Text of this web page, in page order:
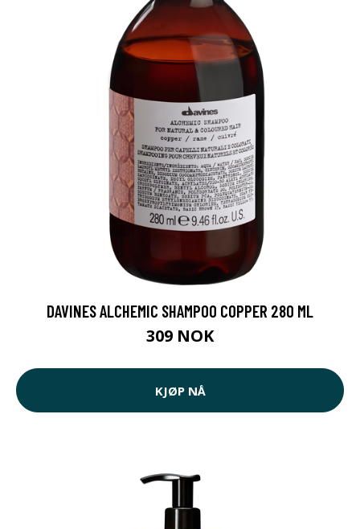
DAVINES ALCHEMIC SHAMPOO COPPER 280 ML
309 NOK
KJØP NÅ